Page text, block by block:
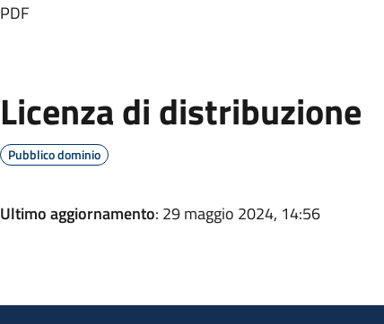
PDF
Licenza di distribuzione
Pubblico dominio
Ultimo aggiornamento: 29 maggio 2024, 14:56